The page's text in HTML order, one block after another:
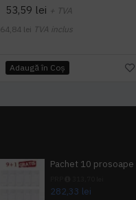
53,59 lei + TVA
64,84 lei TVA inclus
Adaugă în Coş
282,33 lei